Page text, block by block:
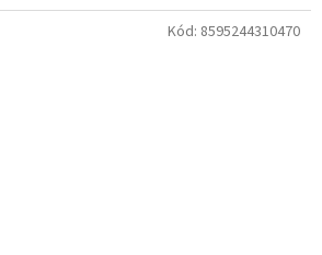
Kód: 8595244310470